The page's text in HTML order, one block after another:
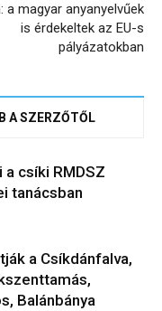
a magyar anyanyelvűek
is érdekeltek az EU-s
pályázatokban
A SZERZŐTŐL
csíki RMDSZ
tanácsban
a Csíkdánfalva,
Balánbánya